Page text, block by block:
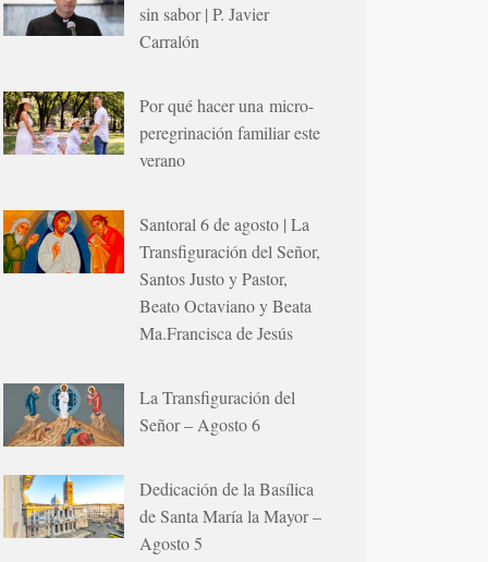
sin sabor | P. Javier
Carralón
Por qué hacer una micro-
peregrinación familiar este
verano
Santoral 6 de agosto | La
Transfiguración del Señor,
Santos Justo y Pastor,
Beato Octaviano y Beata
Ma.Francisca de Jesús
La Transfiguración del
Señor – Agosto 6
Dedicación de la Basílica
de Santa María la Mayor –
Agosto 5